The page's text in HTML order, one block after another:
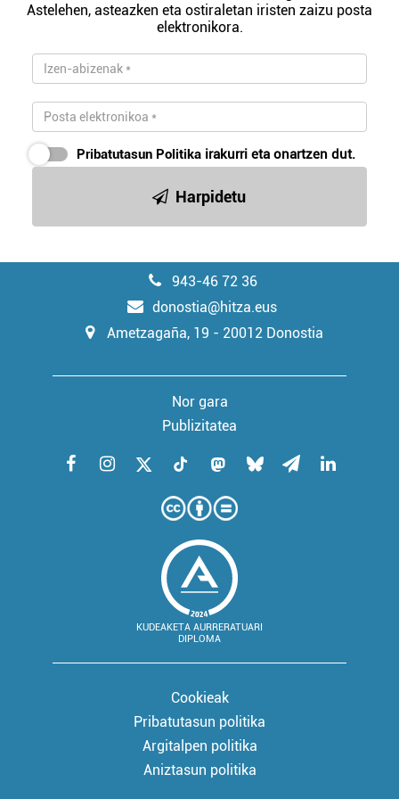
Astelehen, asteazken eta ostiraletan iristen zaizu posta
elektronikora.
Pribatutasun Politika irakurri eta onartzen dut.
Harpidetu
943-46 72 36
donostia@hitza.eus
Ametzagaña, 19 - 20012 Donostia
Nor gara
Publizitatea
KUDEAKETA AURRERATUARI
DIPLOMA
Cookieak
Pribatutasun politika
Argitalpen politika
Aniztasun politika